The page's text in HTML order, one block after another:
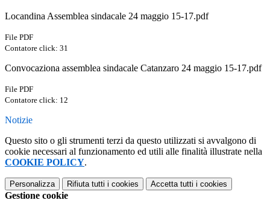
Locandina Assemblea sindacale 24 maggio 15-17.pdf
File PDF
Contatore click: 31
Convocaziona assemblea sindacale Catanzaro 24 maggio 15-17.pdf
File PDF
Contatore click: 12
Notizie
Questo sito o gli strumenti terzi da questo utilizzati si avvalgono di
cookie necessari al funzionamento ed utili alle finalità illustrate nella
COOKIE POLICY.
Personalizza Rifiuta tutti i cookies Accetta tutti i cookies
Gestione cookie